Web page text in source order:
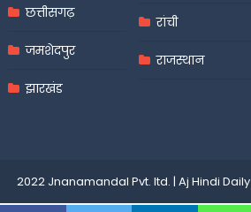
छत्तीसगढ़
जमशेदपुर
झारखंड
रांची
राजस्थान
2022 Jnanamandal Pvt. ltd. | Aj Hindi Daily